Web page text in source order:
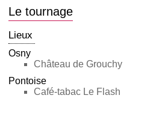
Le tournage
Lieux
Osny
Château de Grouchy
Pontoise
Café-tabac Le Flash